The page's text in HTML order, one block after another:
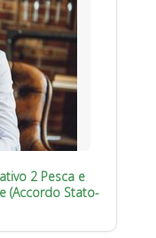
2 Pesca e
(Accordo Stato-